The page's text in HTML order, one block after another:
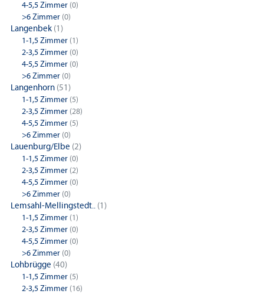
4-5,5 Zimmer (0)
>6 Zimmer (0)
Langenbek (1)
1-1,5 Zimmer (1)
2-3,5 Zimmer (0)
4-5,5 Zimmer (0)
>6 Zimmer (0)
Langenhorn (51)
1-1,5 Zimmer (5)
2-3,5 Zimmer (28)
4-5,5 Zimmer (5)
>6 Zimmer (0)
Lauenburg/Elbe (2)
1-1,5 Zimmer (0)
2-3,5 Zimmer (2)
4-5,5 Zimmer (0)
>6 Zimmer (0)
Lemsahl-Mellingstedt.. (1)
1-1,5 Zimmer (1)
2-3,5 Zimmer (0)
4-5,5 Zimmer (0)
>6 Zimmer (0)
Lohbrügge (40)
1-1,5 Zimmer (5)
2-3,5 Zimmer (16)